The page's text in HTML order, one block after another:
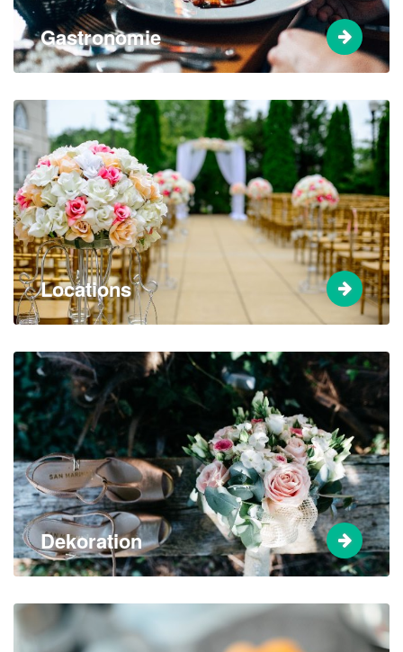
Gastronomie
Locations
Dekoration